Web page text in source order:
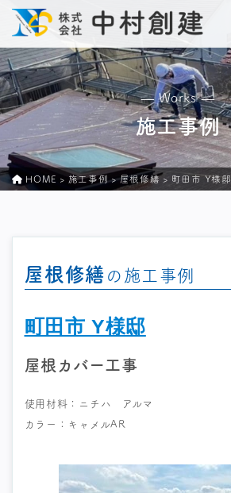
— Works —
施工事例
HOME > 施工事例 >屋根修繕 > 町田市 Y様邸
屋根修繕 の施工事例
町田市 Y様邸
屋根カバー工事
使用材料：ニチハ アルマ
カラー：キャメルAR